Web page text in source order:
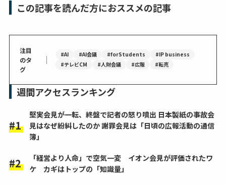
この記事を読んだ方におススメの記事
注目
のタ
グ
｜ #AI #AI会議 #forStudents
#IP business
#テレビCM
#人財会議 #広報 #転売
週間アクセスランキング
堅実会見が一転、終盤で記者の怒り噴出 日本製紙の事故会
見はなぜ紛糾したのか 謝罪会見は「日頃の広報活動の通信
簿」
「経営より人命」で空気一変 イオン会見が評価されたワ
ケ カギはトップの「知識量」